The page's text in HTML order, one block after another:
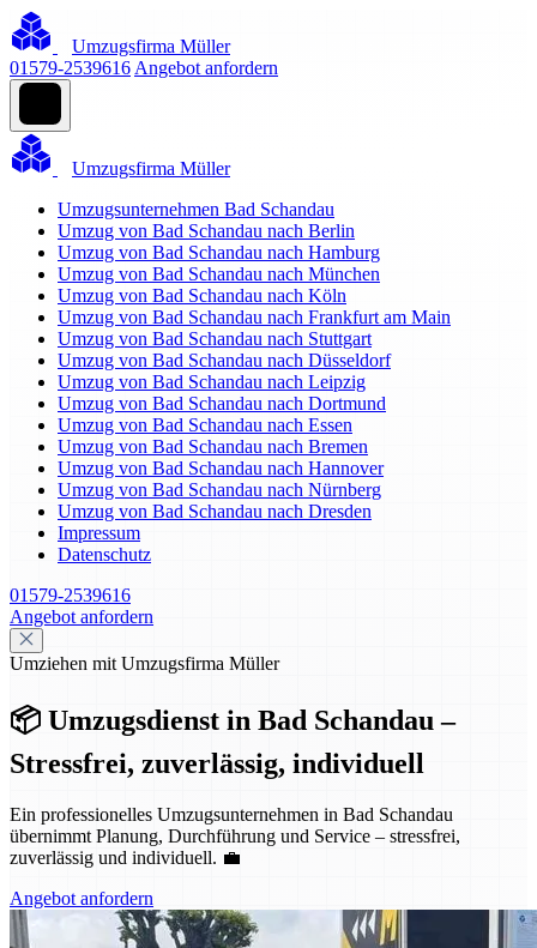
Umzugsfirma Müller
01579-2539616 Angebot anfordern
Umzugsfirma Müller
Umzugsunternehmen Bad Schandau
Umzug von Bad Schandau nach Berlin
Umzug von Bad Schandau nach Hamburg
Umzug von Bad Schandau nach München
Umzug von Bad Schandau nach Köln
Umzug von Bad Schandau nach Frankfurt am Main
Umzug von Bad Schandau nach Stuttgart
Umzug von Bad Schandau nach Düsseldorf
Umzug von Bad Schandau nach Leipzig
Umzug von Bad Schandau nach Dortmund
Umzug von Bad Schandau nach Essen
Umzug von Bad Schandau nach Bremen
Umzug von Bad Schandau nach Hannover
Umzug von Bad Schandau nach Nürnberg
Umzug von Bad Schandau nach Dresden
Impressum
Datenschutz
01579-2539616
Angebot anfordern
Umziehen mit Umzugsfirma Müller
📦 Umzugsdienst in Bad Schandau –
Stressfrei, zuverlässig, individuell
Ein professionelles Umzugsunternehmen in Bad Schandau
übernimmt Planung, Durchführung und Service – stressfrei,
zuverlässig und individuell. 💼
Angebot anfordern